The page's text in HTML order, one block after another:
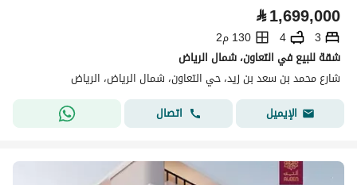
⃁1,699,000
3
4
130 م2
شقة للبيع في التعاون، شمال الرياض
شارع محمد بن سعد بن زيد، حي التعاون، شمال الرياض، الرياض
الإيميل
اتصال